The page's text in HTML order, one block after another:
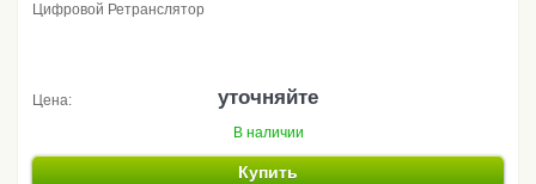
Цифровой Ретранслятор
Цена: уточняйте
В наличии
Купить